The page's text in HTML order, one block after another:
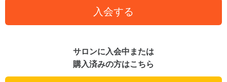
入会する
サロンに入会中または
購入済みの方はこちら